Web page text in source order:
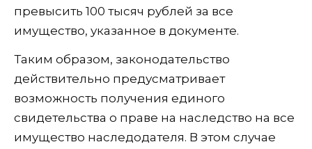
превысить 100 тысяч рублей за все
имущество, указанное в документе.
Таким образом, законодательство
действительно предусматривает
возможность получения единого
свидетельства о праве на наследство на все
имущество наследодателя. В этом случае